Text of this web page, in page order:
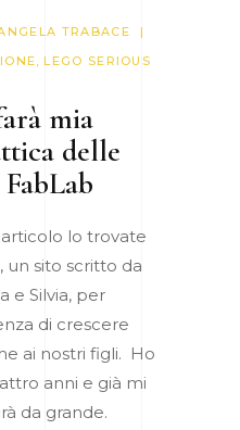
TRABACE
,LEGO SERIOUS
mia
delle
articolo lo trovate
un sito scritto da
e Silvia, per
di crescere
ai nostri figli. Ho
anni e già mi
da grande.